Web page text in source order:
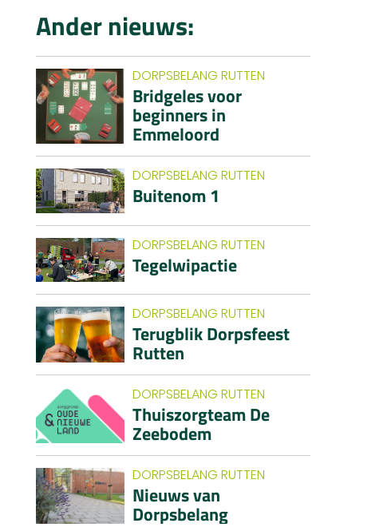
Ander nieuws:
DORPSBELANG RUTTEN
Bridgeles voor
beginners in
Emmeloord
DORPSBELANG RUTTEN
Buitenom 1
DORPSBELANG RUTTEN
Tegelwipactie
DORPSBELANG RUTTEN
Terugblik Dorpsfeest
Rutten
DORPSBELANG RUTTEN
Thuiszorgteam De
Zeebodem
DORPSBELANG RUTTEN
Nieuws van
Dorpsbelang